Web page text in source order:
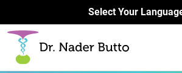
Select Your